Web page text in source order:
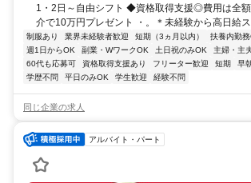
1・2日～自由シフト ◆資格取得支援◎費用は全
介で10万円プレゼント ・。＊未経験から高日給
制服あり 業界未経験者歓迎 短期（3ヵ月以内） 扶養内勤
週1日からOK
副業・WワークOK 土日祝のみOK 主婦・主
60代も応募可
資格取得支援あり フリーター歓迎 短期 早
学歴不問
平日のみOK 学生歓迎 経験不問
同じ企業の求人
アルバイト・パート